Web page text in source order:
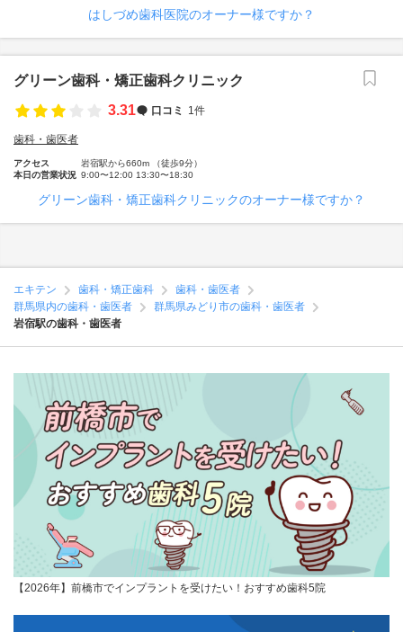
はしづめ歯科医院のオーナー様ですか？
グリーン歯科・矯正歯科クリニック
3.31
口コミ 1件
歯科・歯医者
アクセス
岩宿駅から660m （徒歩9分）
本日の営業状況 9:00〜12:00 13:30〜18:30
グリーン歯科・矯正歯科クリニックのオーナー様ですか？
エキテン 歯科・矯正歯科
歯科・歯医者
群馬県内の歯科・歯医者
群馬県みどり市の歯科・歯医者
岩宿駅の歯科・歯医者
【2026年】前橋市でインプラントを受けたい！おすすめ歯科5院